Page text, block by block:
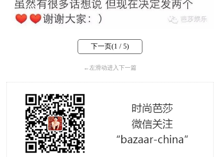
下一页(1 / 5)
← 左滑动进入下一篇